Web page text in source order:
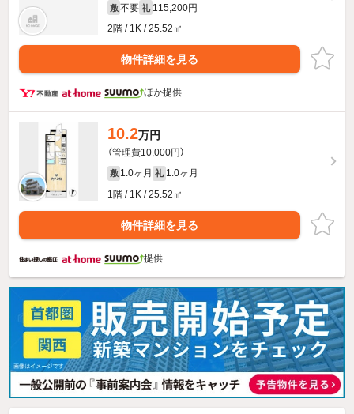
敷 不要 礼 115,200円
2階 / 1K / 25.52㎡
物件詳細を見る
ほか提供
10.2万円
（管理費10,000円）
敷 1.0ヶ月 礼 1.0ヶ月
1階 / 1K / 25.52㎡
物件詳細を見る
提供